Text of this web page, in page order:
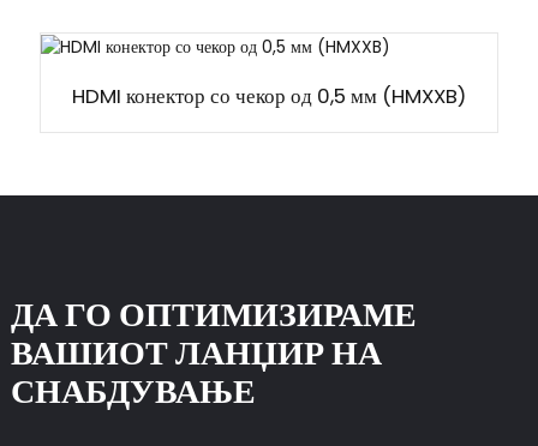
HDMI конектор со чекор од 0,5 мм (HMXXB)
ДА ГО ОПТИМИЗИРАМЕ
ВАШИОТ ЛАНЏИР НА
СНАБДУВАЊЕ